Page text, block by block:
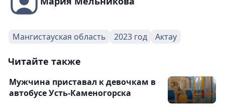
Мангистауская область 2023 год Актау
Читайте также
Мужчина приставал к девочкам в
автобусе Усть-Каменогорска